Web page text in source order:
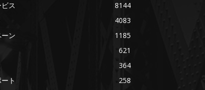
ス
8144
4083
ン
1185
621
364
ト
258